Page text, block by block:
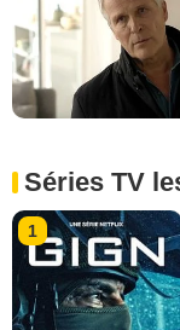
Séries TV
1